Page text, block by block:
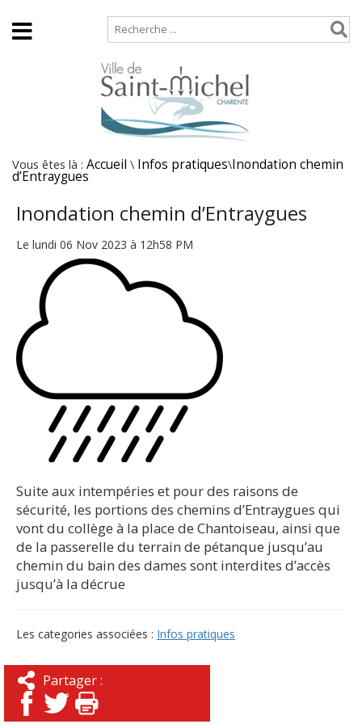
Vous êtes là : Accueil \ Infos pratiques\Inondation chemin
d’Entraygues
Inondation chemin d’Entraygues
Le lundi 06 Nov 2023 à 12h58 PM
Suite aux intempéries et pour des raisons de
sécurité, les portions des chemins d’Entraygues qui
vont du collège à la place de Chantoiseau, ainsi que
de la passerelle du terrain de pétanque jusqu’au
chemin du bain des dames sont interdites d’accès
jusqu’à la décrue
Les categories associées : Infos pratiques
Partager :